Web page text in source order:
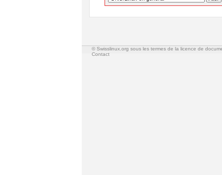
© Swisslinux.org sous les termes de la licence de
Contact